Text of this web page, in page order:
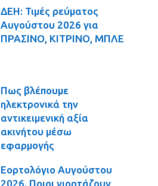
ΔΕΗ: Τιμές ρεύματος
Αυγούστου 2026 για
ΠΡΑΣΙΝΟ, ΚΙΤΡΙΝΟ, ΜΠΛΕ
Πως βλέπουμε
ηλεκτρονικά την
αντικειμενική αξία
ακινήτου μέσω
εφαρμογής
Εορτολόγιο Αυγούστου
2026. Ποιοι γιορτάζουν